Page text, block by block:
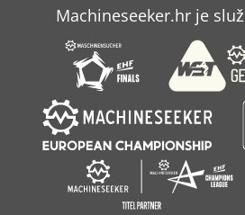
Machineseeker.hr je